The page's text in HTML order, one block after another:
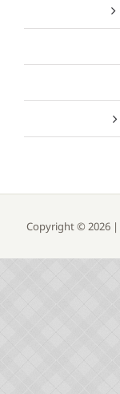
Copyright © 2026 |